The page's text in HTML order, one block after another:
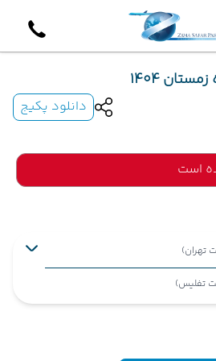
دانلود پکیج
است
تهران)
تفلیس)